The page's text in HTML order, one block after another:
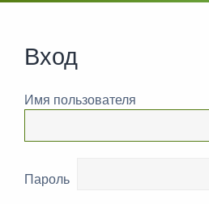
Вход
Имя пользователя
Пароль